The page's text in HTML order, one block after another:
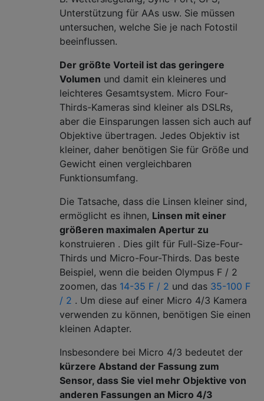
Unterstützung für AAs usw. Sie müssen
untersuchen, welche Sie je nach Fotostil
beeinflussen.
Der größte Vorteil ist das geringere
Volumen und damit ein kleineres und
leichteres Gesamtsystem. Micro Four-
Thirds-Kameras sind kleiner als DSLRs,
aber die Einsparungen lassen sich auch auf
Objektive übertragen. Jedes Objektiv ist
kleiner, daher benötigen Sie für Größe und
Gewicht einen vergleichbaren
Funktionsumfang.
Die Tatsache, dass die Linsen kleiner sind,
ermöglicht es ihnen, Linsen mit einer
größeren maximalen Apertur zu
konstruieren . Dies gilt für Full-Size-Four-
Thirds und Micro-Four-Thirds. Das beste
Beispiel, wenn die beiden Olympus F / 2
zoomen, das 14-35 F / 2 und das 35-100 F
/ 2 . Um diese auf einer Micro 4/3 Kamera
verwenden zu können, benötigen Sie einen
kleinen Adapter.
Insbesondere bei Micro 4/3 bedeutet der
kürzere Abstand der Fassung zum
Sensor, dass Sie viel mehr Objektive von
anderen Fassungen an Micro 4/3